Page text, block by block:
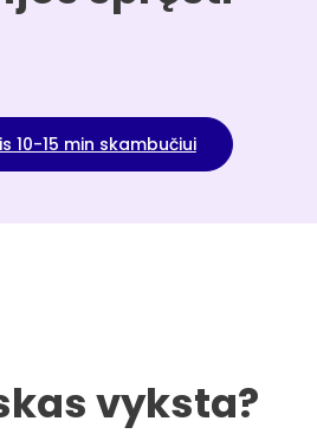
10-15 min skambučiui
vyksta?